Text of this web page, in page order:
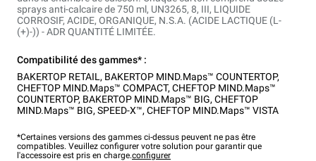
sprays anti-calcaire de 750 ml, UN3265, 8, III, LIQUIDE
CORROSIF, ACIDE, ORGANIQUE, N.S.A. (ACIDE LACTIQUE (L-
(+)-)) - ADR QUANTITÉ LIMITÉE.
Compatibilité des gammes* :
BAKERTOP RETAIL , BAKERTOP MIND.Maps™ COUNTERTOP,
CHEFTOP MIND.Maps™ COMPACT, CHEFTOP MIND.Maps™
COUNTERTOP, BAKERTOP MIND.Maps™ BIG, CHEFTOP
MIND.Maps™ BIG, SPEED-X™, CHEFTOP MIND.Maps™ VISTA
*Certaines versions des gammes ci-dessus peuvent ne pas être
compatibles. Veuillez configurer votre solution pour garantir que
l'accessoire est pris en charge.configurer